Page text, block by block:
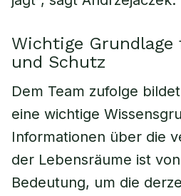
Wichtige
und Schutz
Dem Team zufolge
eine wichtige
Informationen über die
der Lebensräume ist
Bedeutung, um die